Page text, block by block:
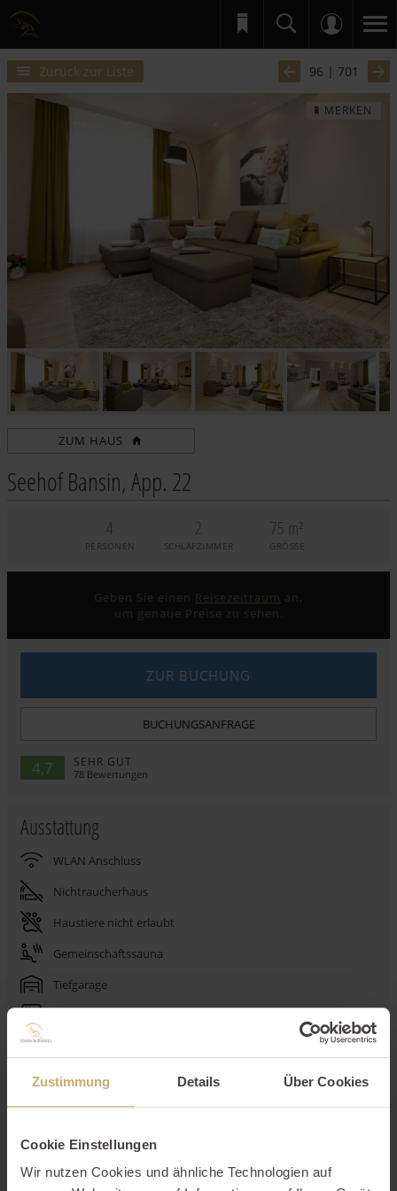
Zustimmung Details Über Cookies
Cookie Einstellungen
Wir nutzen Cookies und ähnliche Technologien auf
Zurück zur Liste 96 | 701
MERKEN
ZUM HAUS
Seehof Bansin, App. 22
4
PERSONEN
2
SCHLAFZIMMER
75 m²
GRÖSSE
Geben Sie einen Reisezeitraum an,
um genaue Preise zu sehen.
ZUR BUCHUNG
BUCHUNGSANFRAGE
4,7 SEHR GUT
78 Bewertungen
Ausstattung
WLAN Anschluss
Nichtraucherhaus
Haustiere nicht erlaubt
Gemeinschaftssauna
Tiefgarage
Spülmaschine
Aufzug
Beschreibung